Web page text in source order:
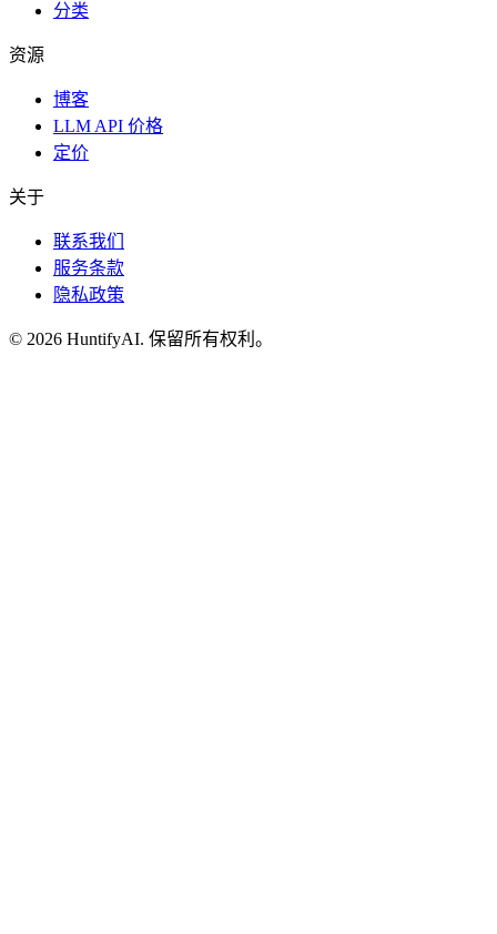
分类
资源
博客
LLM API 价格
定价
关于
联系我们
服务条款
隐私政策
© 2026 HuntifyAI. 保留所有权利。